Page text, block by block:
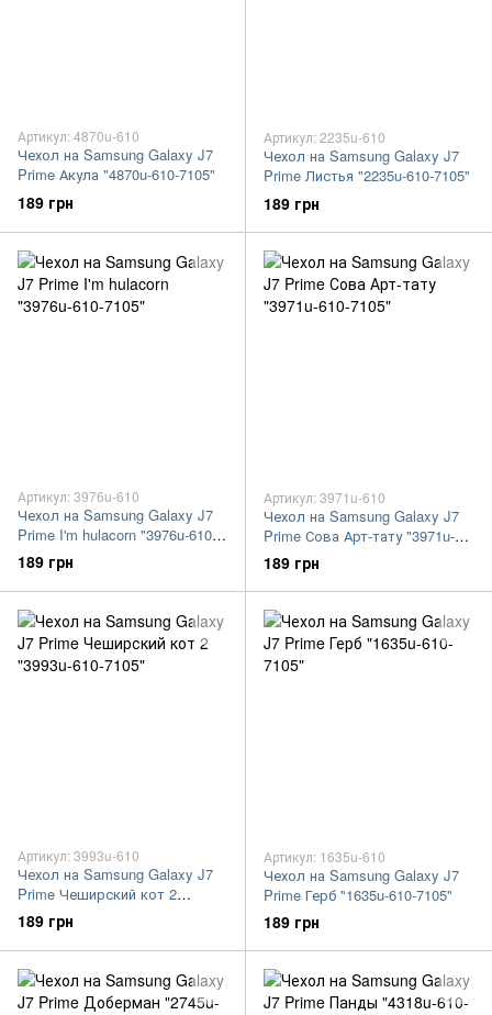
Артикул: 4870u-610
Чехол на Samsung Galaxy J7
Prime Акула "4870u-610-7105"
189 грн
Артикул: 2235u-610
Чехол на Samsung Galaxy J7
Prime Листья "2235u-610-7105"
189 грн
Артикул: 3976u-610
Чехол на Samsung Galaxy J7
Prime I'm hulacorn "3976u-610-
7105"
189 грн
Артикул: 3971u-610
Чехол на Samsung Galaxy J7
Prime Сова Арт-тату "3971u-
610-7105"
189 грн
Артикул: 3993u-610
Чехол на Samsung Galaxy J7
Prime Чеширский кот 2
"3993u-610-7105"
189 грн
Артикул: 1635u-610
Чехол на Samsung Galaxy J7
Prime Герб "1635u-610-7105"
189 грн